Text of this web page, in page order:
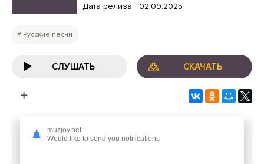
Дата релиза: 02.09.2025
Русские песни
СЛУШАТЬ СКАЧАТЬ
Скачать песнюТатьяна Казючиц - Осень бьётся в
muzjoy.net
Would like to send you notifications